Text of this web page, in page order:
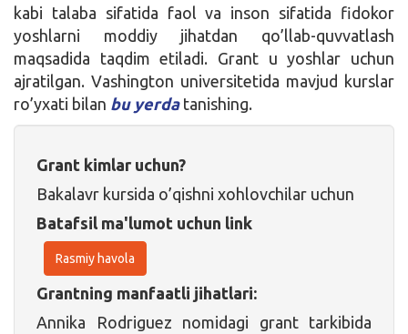
kabi talaba sifatida faol va inson sifatida fidokor
yoshlarni moddiy jihatdan qo’llab-quvvatlash
maqsadida taqdim etiladi. Grant u yoshlar uchun
ajratilgan. Vashington universitetida mavjud kurslar
ro’yxati bilan bu yerdatanishing.
Grant kimlar uchun?
Bakalavr kursida o’qishni xohlovchilar uchun
Batafsil ma'lumot uchun link
Rasmiy havola
Grantning manfaatli jihatlari:
Annika Rodriguez nomidagi grant tarkibida